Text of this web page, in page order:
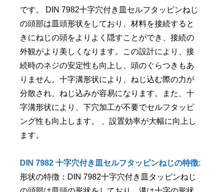
です。 DIN 7982十字穴付き皿セルフタッピンねじ
の頭部は皿頭形状をしており、材料を接続すると
きにねじの頭をよりよく隠すことができ、接続の
外観がより美しくなります。この設計により、接
続時のネジの安定性も向上し、頭のぐらつきもあ
りません。十字溝形状により、ねじ込む際の力が
分散され、ねじ込みが容易になります。また、十
字溝形状により、下穴加工が不要でセルフタッピ
ング性も向上します。 、設置効率が大幅に向上し
ます。
DIN 7982 十字穴付き皿セルフタッピンねじの特徴:
形状の特徴：DIN 7982十字穴付き皿タッピンねじ